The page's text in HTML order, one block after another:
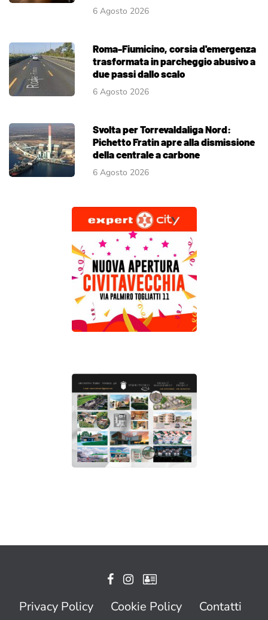
6 Agosto 2026
Roma-Fiumicino, corsia d'emergenza
trasformata in parcheggio abusivo a
due passi dallo scalo
6 Agosto 2026
Svolta per Torrevaldaliga Nord:
Pichetto Fratin apre alla dismissione
della centrale a carbone
6 Agosto 2026
Privacy Policy Cookie Policy
Contatti